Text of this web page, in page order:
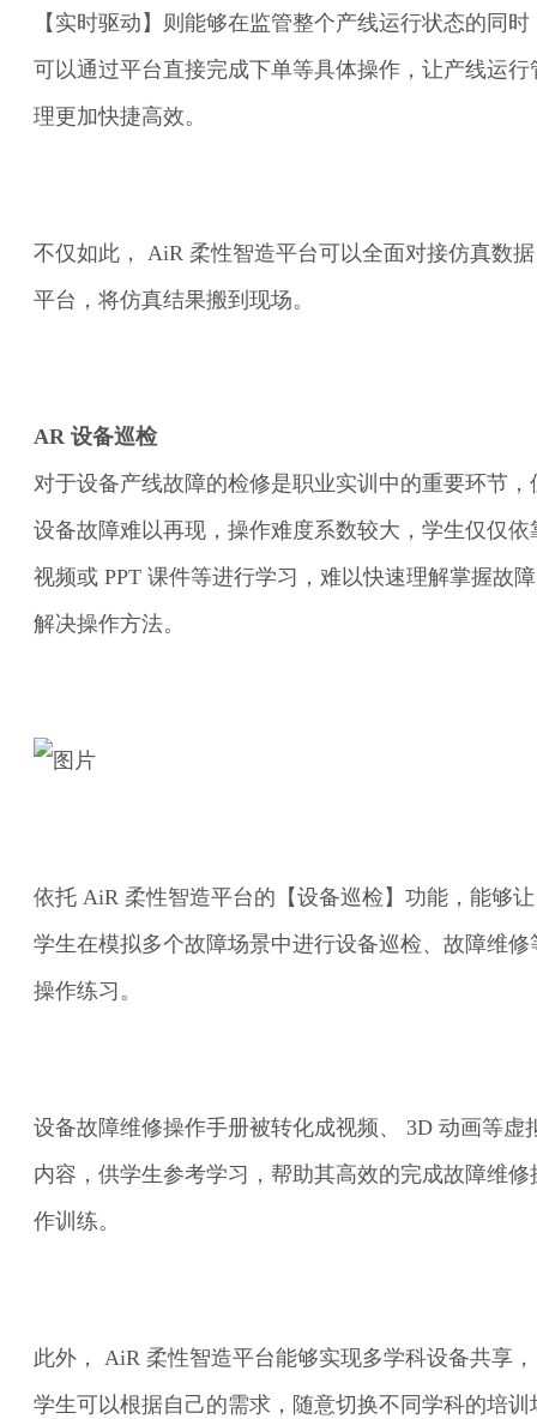
【实时驱动】则能够在监管整个产线运行状态的同时
可以通过平台直接完成下单等具体操作，让产线运行
理更加快捷高效。
不仅如此， AiR 柔性智造平台可以全面对接仿真数据
平台，将仿真结果搬到现场。
AR 设备巡检
对于设备产线故障的检修是职业实训中的重要环节，
设备故障难以再现，操作难度系数较大，学生仅仅依
视频或 PPT 课件等进行学习，难以快速理解掌握故障
解决操作方法。
依托 AiR 柔性智造平台的【设备巡检】功能，能够让
学生在模拟多个故障场景中进行设备巡检、故障维修
操作练习。
设备故障维修操作手册被转化成视频、 3D 动画等虚
内容，供学生参考学习，帮助其高效的完成故障维修
作训练。
此外， AiR 柔性智造平台能够实现多学科设备共享，
学生可以根据自己的需求，随意切换不同学科的培训